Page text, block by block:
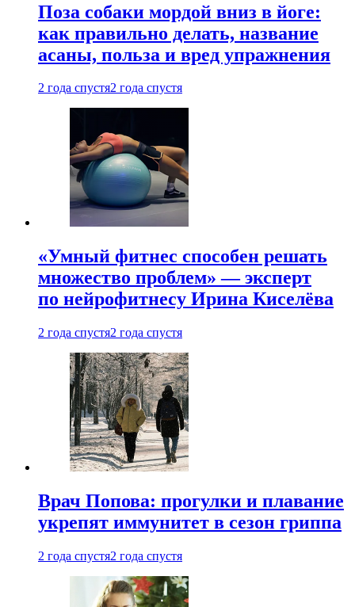
Поза собаки мордой вниз в йоге:
как правильно делать, название
асаны, польза и вред упражнения
2 года спустя2 года спустя
«Умный фитнес способен решать
множество проблем» — эксперт
по нейрофитнесу Ирина Киселёва
2 года спустя2 года спустя
Врач Попова: прогулки и плавание
укрепят иммунитет в сезон гриппа
2 года спустя2 года спустя